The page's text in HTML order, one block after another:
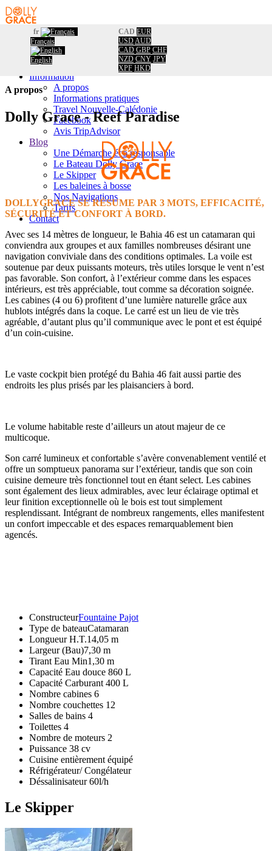
fr
Français
English
CAD EUR
USDAUD
CAD GBP CHF
NZD CNY JPY
XPF HKD
Accueil
Réservation
Calendrier
Information
A propos
Informations pratiques
Travel Nouvelle-Calédonie
Facebook
Avis TripAdvisor
Blog
Une Démarche éco responsable
Le Bateau Dolly Grace
Le Skipper
Les baleines à bosse
Nos Navigations
Tarifs
Contact
Accueil/
A propos
A propos
Dolly Grace - Reef Paradise
DOLLYGRACE SE RÉSUME PAR 3 MOTS, EFFICACITÉ,
SÉCURITÉ ET CONFORT À BORD.
Avec ses 14 mètres de longueur, le Bahia 46 est un catamaran qui
conviendra aux groupes et aux familles nombreuses désirant une
navigation conviviale dans des conditions optimales. La voile est
soutenue par deux puissants moteurs, très utiles lorsque le vent n’est
pas favorable. Son confort, à l’extérieur comme dans les espaces
intérieurs, est très appréciable, tout comme sa décoration soignée.
Les cabines (4 ou 6) profitent d’une lumière naturelle grâce aux
hublots intégrés dans la coque. Le carré est un lieu de vie très
agréable, d’autant plus qu’il communique avec le pont et est équipé
d’un coin-cuisine.
Le vaste cockpit bien protégé du Bahia 46 fait aussi partie des
endroits les plus prisés par les plaisanciers à bord.
Le volume habitable reste d’ailleurs un atout majeur de ce
multicoque.
Son carré lumineux et confortable s’avère convenablement ventilé et
offre un somptueux panorama sur l’extérieur, tandis que son coin
cuisine demeure très fonctionnel tout en étant select. Les cabines
sont également des lieux admirables, avec leur éclairage optimal et
leur finition exceptionnelle où le bois est tout simplement
resplendissant. Intégrant de nombreux rangements, elles manifestent
un confort impeccable et des espaces remarquablement bien
agencés.
ConstructeurFountaine Pajot
Type de bateauCatamaran
Longueur H.T.14,05 m
Largeur (Bau)7,30 m
Tirant Eau Min1,30 m
Capacité Eau douce 860 L
Capacité Carburant 400 L
Nombre cabines 6
Nombre couchettes 12
Salles de bains 4
Toilettes 4
Nombre de moteurs 2
Puissance 38 cv
Cuisine entièrement équipé
Réfrigérateur/ Congélateur
Déssalinisateur 60l/h
Le Skipper